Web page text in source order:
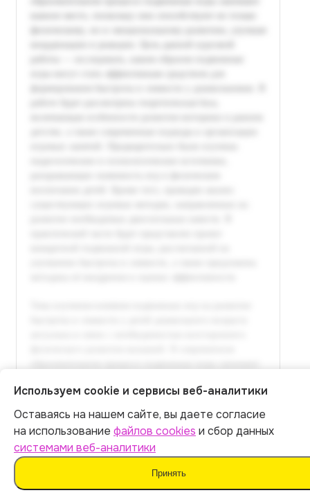
Итог:449р.
Оплатить
Используем cookie и сервисы веб-аналитики
Оставаясь на нашем сайте, вы даете согласие
на использование файлов cookies и сбор данных
системами веб-аналитики
Принять